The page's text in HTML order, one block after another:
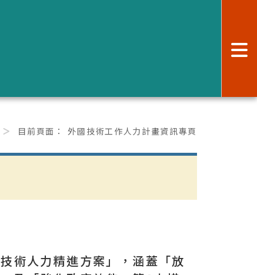
目前頁面： 外國技術工作人力計畫資訊專頁
術人力精進方案」，涵蓋「放